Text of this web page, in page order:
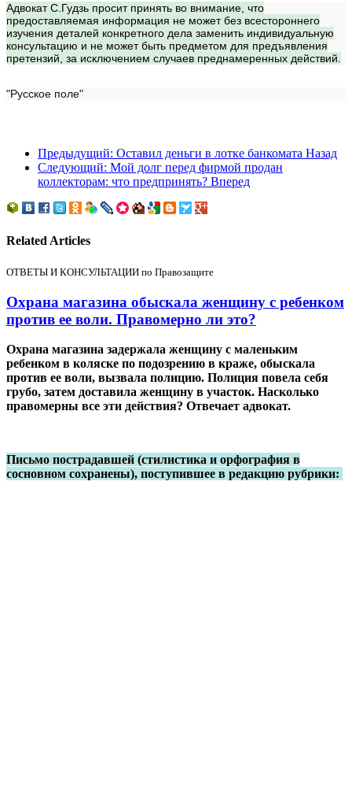
Адвокат С.Гудзь просит принять во внимание, что
предоставляемая информация не может без всестороннего
изучения деталей конкретного дела заменить индивидуальную
консультацию и не может быть предметом для предъявления
претензий, за исключением случаев преднамеренных действий.
"Русское поле"
Предыдущий: Оставил деньги в лотке банкомата Назад
Следующий: Мой долг перед фирмой продан
коллекторам: что предпринять? Вперед
Related Articles
ОТВЕТЫ И КОНСУЛЬТАЦИИ по Правозащите
Охрана магазина обыскала женщину с ребенком
против ее воли. Правомерно ли это?
Охрана магазина задержала женщину с маленьким
ребенком в коляске по подозрению в краже, обыскала
против ее воли, вызвала полицию. Полиция повела себя
грубо, затем доставила женщину в участок. Насколько
правомерны все эти действия? Отвечает адвокат.
Письмо пострадавшей (стилистика и орфография в
сосновном сохранены), поступившее в редакцию рубрики: